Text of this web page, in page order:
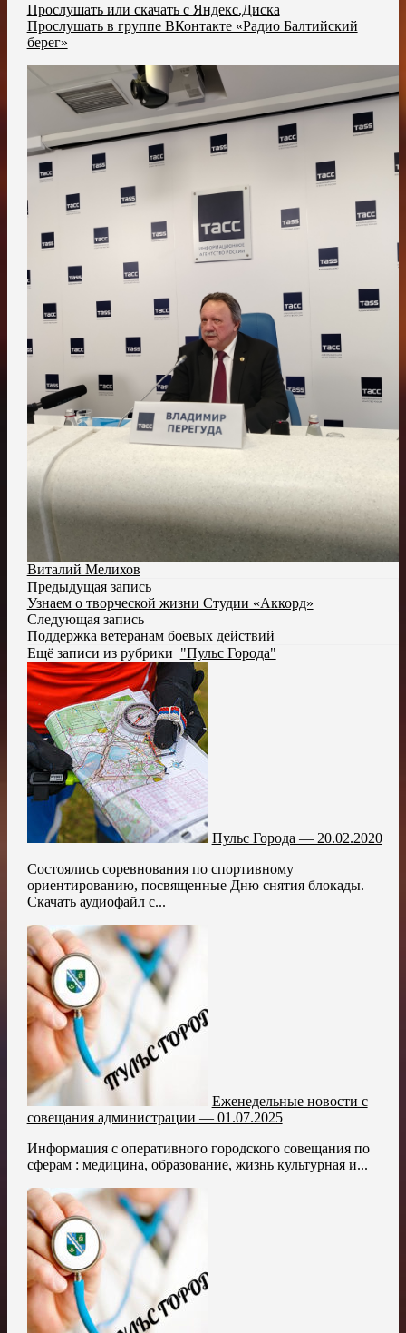
Прослушать или скачать с Яндекс.Диска
Прослушать в группе ВКонтакте «Радио Балтийский
берег»
Виталий Мелихов
Предыдущая запись
Узнаем о творческой жизни Студии «Аккорд»
Следующая запись
Поддержка ветеранам боевых действий
Ещё записи из рубрики "Пульс Города"
Пульс Города — 20.02.2020
Состоялись соревнования по спортивному
ориентированию, посвященные Дню снятия блокады.
Скачать аудиофайл с...
Еженедельные новости с
совещания администрации — 01.07.2025
Информация с оперативного городского совещания по
сферам : медицина, образование, жизнь культурная и...